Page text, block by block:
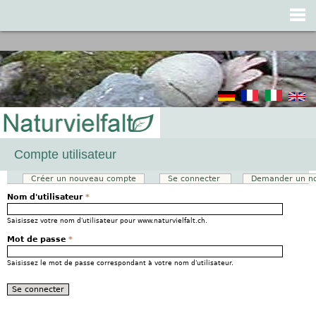
Compte utilisateur
Onglets principaux
Créer un nouveau compte Se connecter (onglet actif)Demander un
Nom d'utilisateur *
Saisissez votre nom d'utilisateur pour www.naturvielfalt.ch.
Mot de passe *
Saisissez le mot de passe correspondant à votre nom d'utilisateur.